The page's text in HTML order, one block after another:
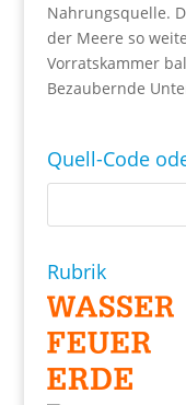
Nahrungsquelle.
der Meere so
Vorratskammer
Bezaubernde
Quell-Code
Rubrik